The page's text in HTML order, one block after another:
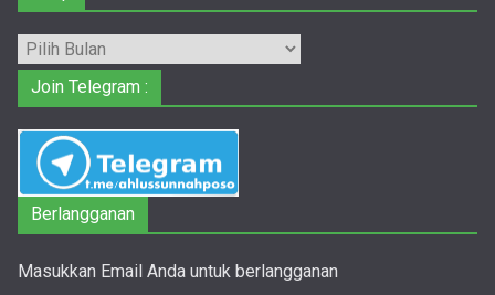
Arsip
Join Telegram :
Berlangganan
Masukkan Email Anda untuk berlangganan